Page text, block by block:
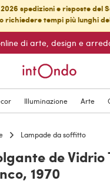
spedizioni e risposte del
richiedere tempi più lunghi
di arte, design e
Illuminazione Arte
Lampade da soffitto
de Vidrio
1970